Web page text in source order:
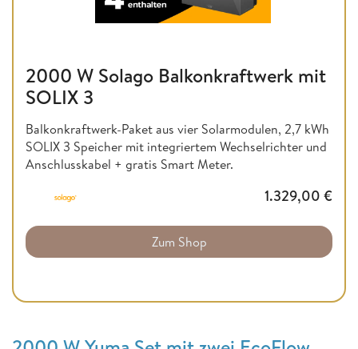
2000 W Solago Balkonkraftwerk mit
SOLIX 3
Balkonkraftwerk-Paket aus vier Solarmodulen, 2,7 kWh
SOLIX 3 Speicher mit integriertem Wechselrichter und
Anschlusskabel + gratis Smart Meter.
1.329,00 €
Zum Shop